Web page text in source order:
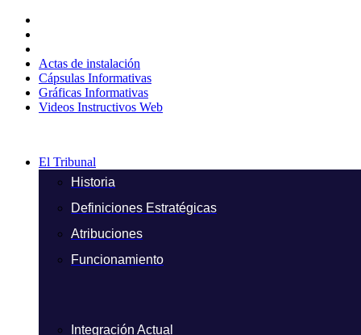
contenido
Actas de instalación
Cápsulas Informativas
Gráficas Informativas
Videos Instructivos Web
El Tribunal
Historia
Definiciones Estratégicas
Atribuciones
Funcionamiento
Integración Actual